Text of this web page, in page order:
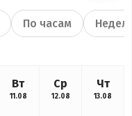
По часам
Вт
11.08
Ср
12.08
Чт
13.08